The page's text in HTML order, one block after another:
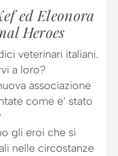
ed Eleonora
Heroes
veterinari italiani.
a loro?
associazione
come e’ stato
gli eroi che si
nelle circostanze